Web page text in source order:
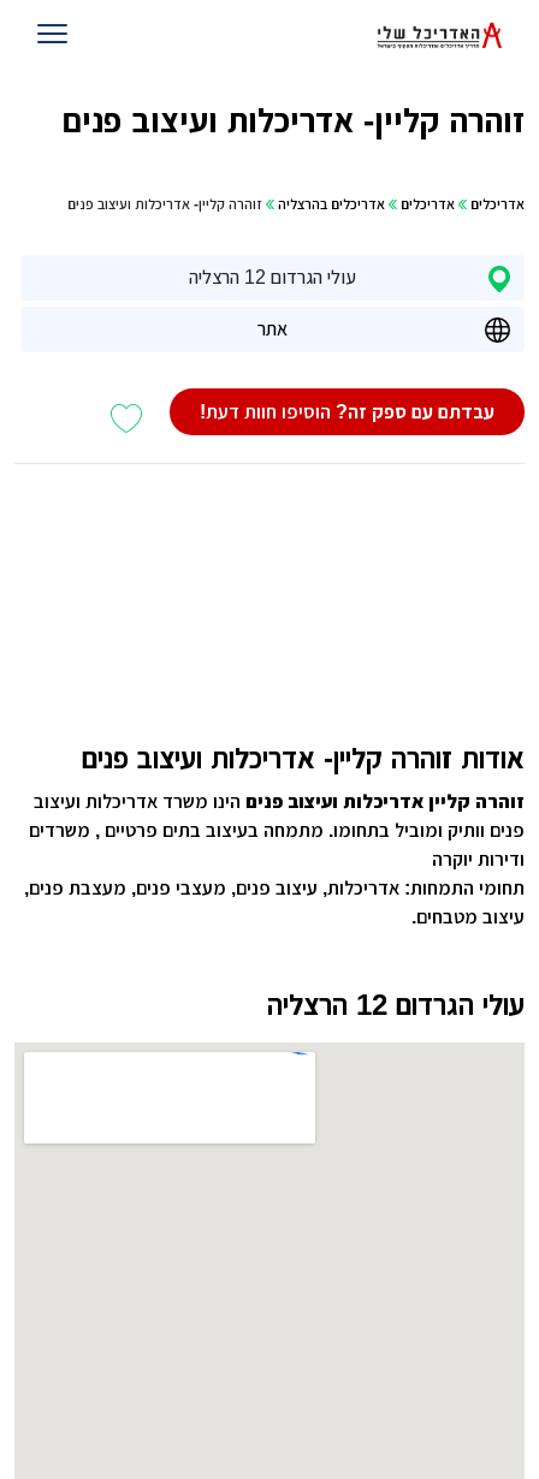
זוהרה קליין- אדריכלות ועיצוב פנים
אדריכלים אדריכלים אדריכלים בהרצליה זוהרה קליין- אדריכלות ועיצוב פנים
עולי הגרדום 12 הרצליה
אתר
עבדתם עם ספק זה? הוסיפו חוות דעת!
אודות זוהרה קליין- אדריכלות ועיצוב פנים
זוהרה קליין אדריכלות ועיצוב פנים הינו משרד אדריכלות ועיצוב
פנים וותיק ומוביל בתחומו. מתמחה בעיצוב בתים פרטיים , משרדים
ודירות יוקרה
תחומי התמחות: אדריכלות, עיצוב פנים, מעצבי פנים, מעצבת פנים,
עיצוב מטבחים.
עולי הגרדום 12 הרצליה